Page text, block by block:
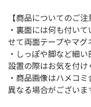
【商品についてのご注
・裏面には何も付い
せて両面テープやマグ
・しっぽや脚など細
設置の際はお気を付け
・商品画像はハメコ
異なる場合がございま